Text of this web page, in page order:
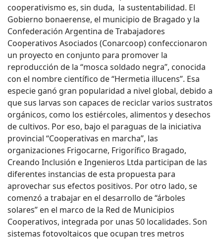
cooperativismo es, sin duda, la sustentabilidad. El
Gobierno bonaerense, el municipio de Bragado y la
Confederación Argentina de Trabajadores
Cooperativos Asociados (Conarcoop) confeccionaron
un proyecto en conjunto para promover la
reproducción de la “mosca soldado negra”, conocida
con el nombre científico de “Hermetia illucens”. Esa
especie ganó gran popularidad a nivel global, debido a
que sus larvas son capaces de reciclar varios sustratos
orgánicos, como los estiércoles, alimentos y desechos
de cultivos. Por eso, bajo el paraguas de la iniciativa
provincial “Cooperativas en marcha”, las
organizaciones Frigocarne, Frigorífico Bragado,
Creando Inclusión e Ingenieros Ltda participan de las
diferentes instancias de esta propuesta para
aprovechar sus efectos positivos. Por otro lado, se
comenzó a trabajar en el desarrollo de “árboles
solares” en el marco de la Red de Municipios
Cooperativos, integrada por unas 50 localidades. Son
sistemas fotovoltaicos que ocupan tres metros